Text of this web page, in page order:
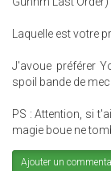
Laquelle est votre
J'avoue préférer
spoil bande de
PS : Attention, si
magie boue ne
Ajouter un